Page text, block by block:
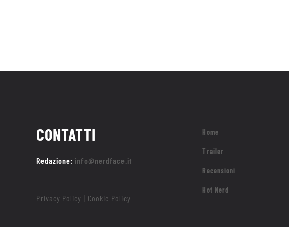
CONTATTI
Redazione: info@nerdface.it
Privacy Policy | Cookie Policy
Home
Trailer
Recensioni
Hot Nerd